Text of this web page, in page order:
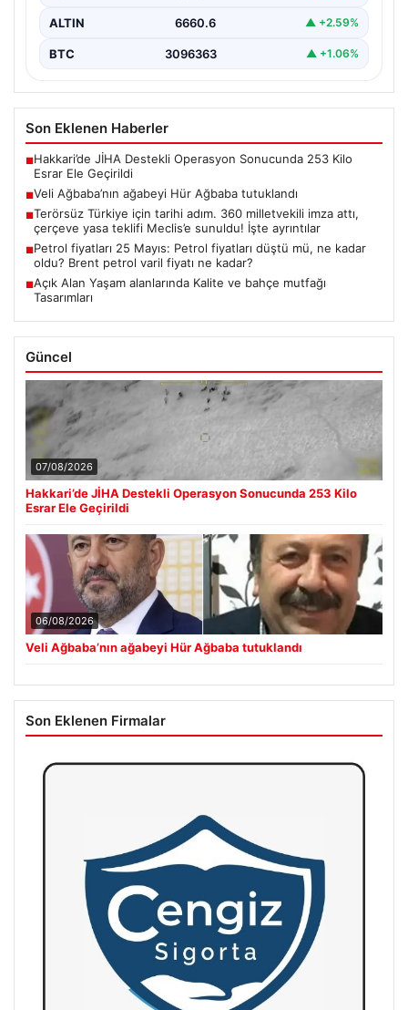
ALTIN 6660.6 ▲ +2.59%
BTC 3096363 ▲ +1.06%
Son Eklenen Haberler
■Hakkari’de JİHA Destekli Operasyon Sonucunda 253 Kilo
Esrar Ele Geçirildi
■Veli Ağbaba’nın ağabeyi Hür Ağbaba tutuklandı
■Terörsüz Türkiye için tarihi adım. 360 milletvekili imza attı,
çerçeve yasa teklifi Meclis’e sunuldu! İşte ayrıntılar
■Petrol fiyatları 25 Mayıs: Petrol fiyatları düştü mü, ne kadar
oldu? Brent petrol varil fiyatı ne kadar?
■Açık Alan Yaşam alanlarında Kalite ve bahçe mutfağı
Tasarımları
Güncel
07/08/2026
Hakkari’de JİHA Destekli Operasyon Sonucunda 253 Kilo
Esrar Ele Geçirildi
06/08/2026
Veli Ağbaba’nın ağabeyi Hür Ağbaba tutuklandı
Son Eklenen Firmalar